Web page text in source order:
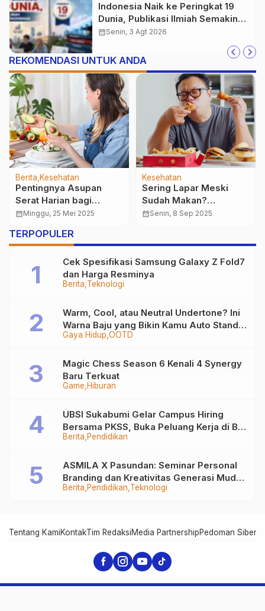
Indonesia Naik ke Peringkat 19
Dunia, Publikasi Ilmiah Semakin
Berkembang
calendar_monthSenin, 3 Agt 2026
REKOMENDASI UNTUK ANDA
Berita Kesehatan
FOKSI Ajak Remaja dan
Orang Tua Bangun
Keluarga Sehat Lewat
calendar_monthSelasa, 5 Agt 2025
Berita
Indonesia Bangkit di All
England 2024,
Fajar/Rian Sumbang
calendar_monthSenin, 18 Mar 2024
TERPOPULER
Berita Teknologi
Cek Spesifikasi Samsung Galaxy Z Fold7
dan Harga Resminya
Gaya Hidup OOTD
Warm, Cool, atau Neutral Undertone? Ini
Warna Baju yang Bikin Kamu Auto Stand
Out
Game Hiburan
Magic Chess Season 6 Kenali 4 Synergy
Baru Terkuat
Berita Pendidikan
UBSI Sukabumi Gelar Campus Hiring
Bersama PKSS, Buka Peluang Kerja di BRI
Group
Berita Pendidikan Teknologi
ASMILA X Pasundan: Seminar Personal
Branding dan Kreativitas Generasi Muda
Bersama SDKF
Tentang KamiKontakTim RedaksiMedia PartnershipPedoman Siber